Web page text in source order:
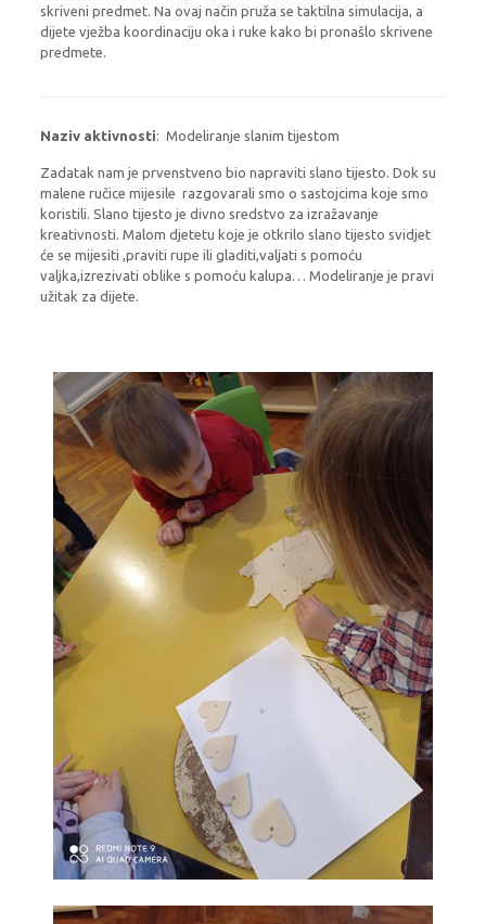
skriveni predmet. Na ovaj način pruža se taktilna simulacija, a
dijete vježba koordinaciju oka i ruke kako bi pronašlo skrivene
predmete.
Naziv aktivnosti: Modeliranje slanim tijestom
Zadatak nam je prvenstveno bio napraviti slano tijesto. Dok su
malene ručice mijesile razgovarali smo o sastojcima koje smo
koristili. Slano tijesto je divno sredstvo za izražavanje
kreativnosti. Malom djetetu koje je otkrilo slano tijesto svidjet
će se mijesiti ,praviti rupe ili gladiti,valjati s pomoću
valjka,izrezivati oblike s pomoću kalupa… Modeliranje je pravi
užitak za dijete.